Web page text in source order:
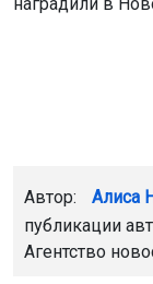
Автор: Алиса
публикации
Агентство